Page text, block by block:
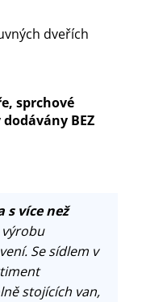
dveřích
sprchové
BEZ
s více než
Se sídlem v
stojících van,